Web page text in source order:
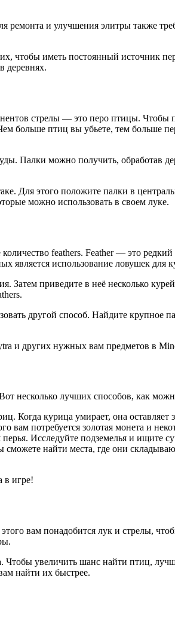
и улучшения элитры также
иметь постоянный источник
деревнях.
стрелы — это перо птицы. Чтобы
птиц вы убьете, тем больше
Палки можно получить, обработав
Для этого положите палки в
можно использовать в своем луке.
feathers. Feather — это
является использование ловушек для
Затем приведите в неё несколько
другой способ. Найдите крупное
и других нужных вам предметов в
несколько лучших способов, как
курица умирает, она оставляет
вам потребуется золотая монета и
Исследуйте подземелья и ищите
найти места, где они
в игре!
вам понадобится лук и стрелы,
увеличить шанс найти птиц,
найти их быстрее.